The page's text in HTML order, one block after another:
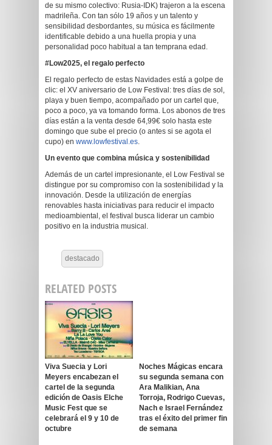
de su mismo colectivo: Rusia-IDK) trajeron a la escena
madrileña. Con tan sólo 19 años y un talento y
sensibilidad desbordantes, su música es fácilmente
identificable debido a una huella propia y una
personalidad poco habitual a tan temprana edad.
#Low2025, el regalo perfecto
El regalo perfecto de estas Navidades está a golpe de
clic: el XV aniversario de Low Festival: tres días de sol,
playa y buen tiempo, acompañado por un cartel que,
poco a poco, ya va tomando forma. Los abonos de tres
días están a la venta desde 64,99€ solo hasta este
domingo que sube el precio (o antes si se agota el
cupo) en www.lowfestival.es
Un evento que combina música y sostenibilidad
Además de un cartel impresionante, el Low Festival se
distingue por su compromiso con la sostenibilidad y la
innovación. Desde la utilización de energías
renovables hasta iniciativas para reducir el impacto
medioambiental, el festival busca liderar un cambio
positivo en la industria musical.
destacado
RELATED POSTS
Viva Suecia y Lori
Meyers encabezan el
cartel de la segunda
edición de Oasis Elche
Music Fest que se
celebrará el 9 y 10 de
octubre
Noches Mágicas encara
su segunda semana con
Ara Malikian, Ana
Torroja, Rodrigo Cuevas,
Nach e Israel Fernández
tras el éxito del primer fin
de semana